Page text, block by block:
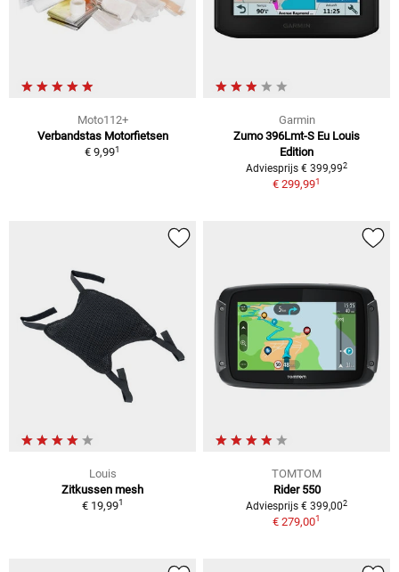
Moto112+
Verbandstas Motorfietsen
€ 9,991
Garmin
Zumo 396Lmt-S Eu Louis
Edition
Adviesprijs € 399,992
€ 299,991
Louis
Zitkussen mesh
€ 19,991
TOMTOM
Rider 550
Adviesprijs € 399,002
€ 279,001